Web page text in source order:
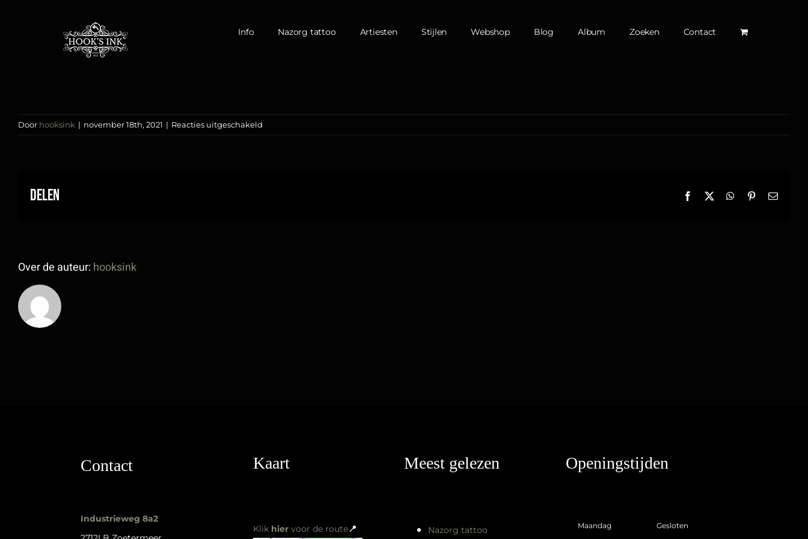
Info Nazorg tattoo Artiesten Stijlen Webshop Blog Album Zoeken Contact
Door hooksink | november 18th, 2021 | Reacties uitgeschakeld
Delen Facebook WhatsApp
Pinterest
E-
Over de auteur:hooksink
Contact
Industrieweg 8a2
2712LB Zoetermeer
Kaart
Klik hier voor de route 📍
Meest gelezen
Nazorg tattoo
Openingstijden
Maandag Gesloten